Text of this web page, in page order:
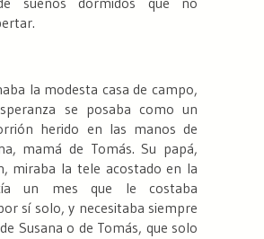
la modesta casa de campo,
se posaba como un
herido en las manos de
mamá de Tomás. Su papá,
miraba la tele acostado en la
un mes que le costaba
sí solo, y necesitaba siempre
Susana o de Tomás, que solo